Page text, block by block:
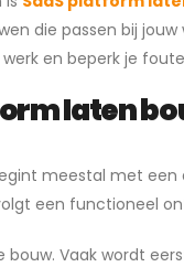
die passen bij
en beperk je
laten
meestal met een
een functioneel
bouw. Vaak wordt